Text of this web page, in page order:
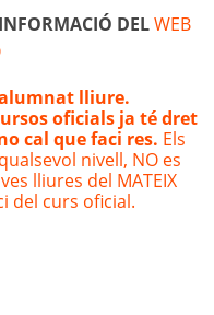
DELWEB
lliure.
oficials ja té dret
cal que faci res. Els
nivell, NO es
lliures del MATEIX
del curs oficial.